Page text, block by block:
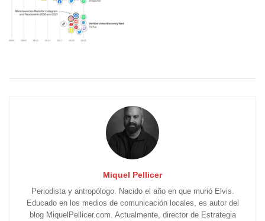
Miquel Pellicer
Periodista y antropólogo. Nacido el año en que murió Elvis.
Educado en los medios de comunicación locales, es autor del
blog MiquelPellicer.com. Actualmente, director de Estrategia